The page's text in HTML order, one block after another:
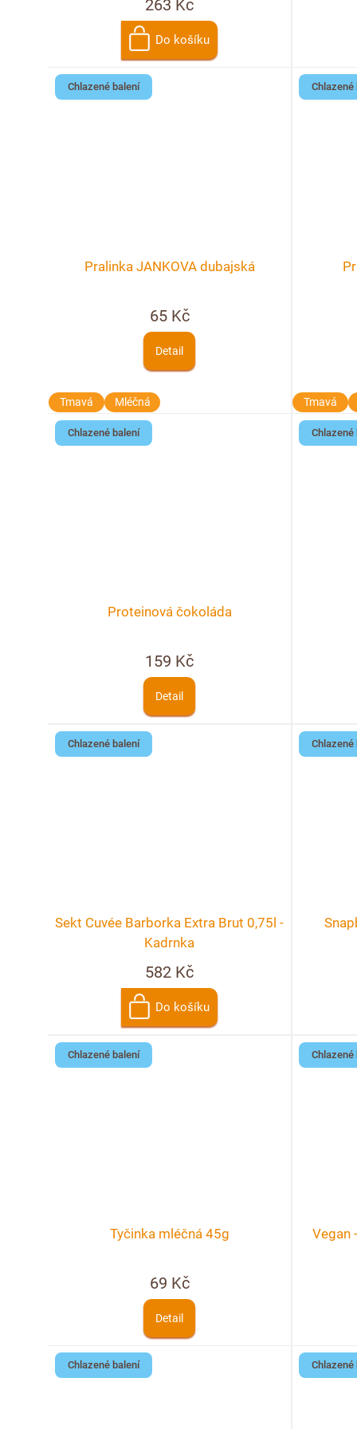
263 Kč
Do košíku
Chlazené balení
Pralinka JANKOVA dubajská
65 Kč
Detail
Tmavá Mléčná
Chlazené
Tmavá
Chlazené balení
Proteinová čokoláda
159 Kč
Detail
Chlazené
Chlazené balení
Sekt Cuvée Barborka Extra Brut 0,75l -
Kadrnka
582 Kč
Do košíku
Chlazené
Chlazené balení
Tyčinka mléčná 45g
69 Kč
Detail
Chlazené
Vegan
Chlazené balení Chlazené